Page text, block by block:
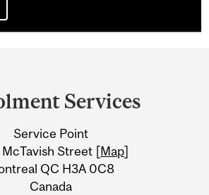
Services
Service Point
McTavish Street [Map]
QC H3A 0C8
Canada